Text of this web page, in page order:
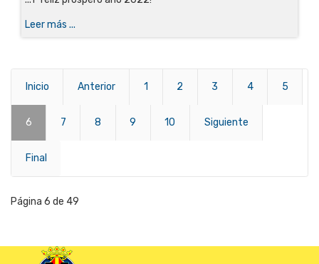
Leer más ...
Inicio Anterior 1 2 3 4 5
6 7 8 9 10 Siguiente
Final
Página 6 de 49